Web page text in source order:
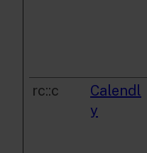
rc::c
Calendl
y